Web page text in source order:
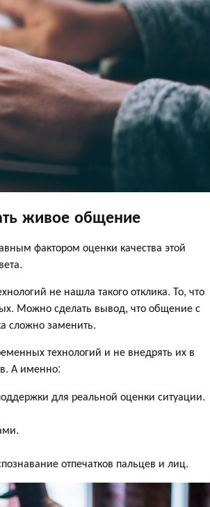
живое общение
фактором оценки качества этой
не нашла такого отклика. То, что
Можно сделать вывод, что общение с
сложно заменить.
технологий и не внедрять их в
А именно:
для реальной оценки ситуации.
отпечатков пальцев и лиц.